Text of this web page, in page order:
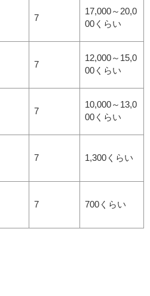
7
17,000～20,0
00くらい
7
12,000～15,0
00くらい
7
10,000～13,0
00くらい
7 1,300くらい
7 700くらい